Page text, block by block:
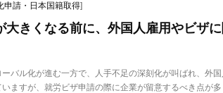
申請・日本国籍取得]
大きくなる前に、外国人雇用やビザ
バル化が進む一方で、人手不足の深刻化が叫ばれ、外
ますが、就労ビザ申請の際に企業が留意するべき点が多